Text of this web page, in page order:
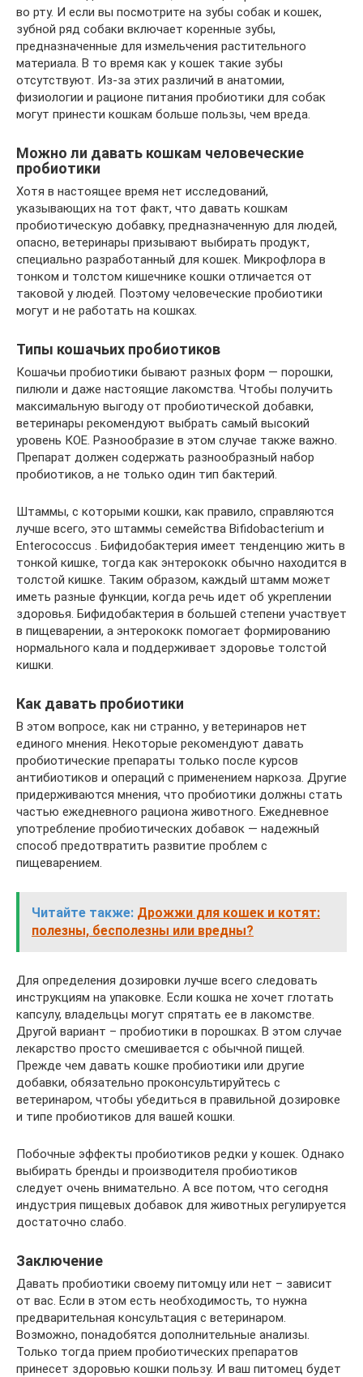
во рту. И если вы посмотрите на зубы собак и кошек,
зубной ряд собаки включает коренные зубы,
предназначенные для измельчения растительного
материала. В то время как у кошек такие зубы
отсутствуют. Из-за этих различий в анатомии,
физиологии и рационе питания пробиотики для собак
могут принести кошкам больше пользы, чем вреда.
Можно ли давать кошкам человеческие
пробиотики
Хотя в настоящее время нет исследований,
указывающих на тот факт, что давать кошкам
пробиотическую добавку, предназначенную для людей,
опасно, ветеринары призывают выбирать продукт,
специально разработанный для кошек. Микрофлора в
тонком и толстом кишечнике кошки отличается от
таковой у людей. Поэтому человеческие пробиотики
могут и не работать на кошках.
Типы кошачьих пробиотиков
Кошачьи пробиотики бывают разных форм — порошки,
пилюли и даже настоящие лакомства. Чтобы получить
максимальную выгоду от пробиотической добавки,
ветеринары рекомендуют выбрать самый высокий
уровень КОЕ. Разнообразие в этом случае также важно.
Препарат должен содержать разнообразный набор
пробиотиков, а не только один тип бактерий.
Штаммы, с которыми кошки, как правило, справляются
лучше всего, это штаммы семейства Bifidobacterium и
Enterococcus . Бифидобактерия имеет тенденцию жить в
тонкой кишке, тогда как энтерококк обычно находится в
толстой кишке. Таким образом, каждый штамм может
иметь разные функции, когда речь идет об укреплении
здоровья. Бифидобактерия в большей степени участвует
в пищеварении, а энтерококк помогает формированию
нормального кала и поддерживает здоровье толстой
кишки.
Как давать пробиотики
В этом вопросе, как ни странно, у ветеринаров нет
единого мнения. Некоторые рекомендуют давать
пробиотические препараты только после курсов
антибиотиков и операций с применением наркоза. Другие
придерживаются мнения, что пробиотики должны стать
частью ежедневного рациона животного. Ежедневное
употребление пробиотических добавок — надежный
способ предотвратить развитие проблем с
пищеварением.
Читайте также: Дрожжи для кошек и котят:
полезны, бесполезны или вредны?
Для определения дозировки лучше всего следовать
инструкциям на упаковке. Если кошка не хочет глотать
капсулу, владельцы могут спрятать ее в лакомстве.
Другой вариант – пробиотики в порошках. В этом случае
лекарство просто смешивается с обычной пищей.
Прежде чем давать кошке пробиотики или другие
добавки, обязательно проконсультируйтесь с
ветеринаром, чтобы убедиться в правильной дозировке
и типе пробиотиков для вашей кошки.
Побочные эффекты пробиотиков редки у кошек. Однако
выбирать бренды и производителя пробиотиков
следует очень внимательно. А все потом, что сегодня
индустрия пищевых добавок для животных регулируется
достаточно слабо.
Заключение
Давать пробиотики своему питомцу или нет – зависит
от вас. Если в этом есть необходимость, то нужна
предварительная консультация с ветеринаром.
Возможно, понадобятся дополнительные анализы.
Только тогда прием пробиотических препаратов
принесет здоровью кошки пользу. И ваш питомец будет